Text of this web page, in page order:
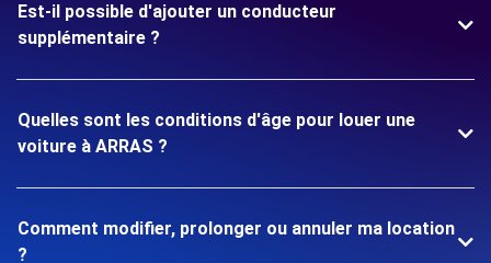
Est-il possible d'ajouter un conducteur
supplémentaire ?
Quelles sont les conditions d'âge pour louer une
voiture à ARRAS ?
Comment modifier, prolonger ou annuler ma location
?